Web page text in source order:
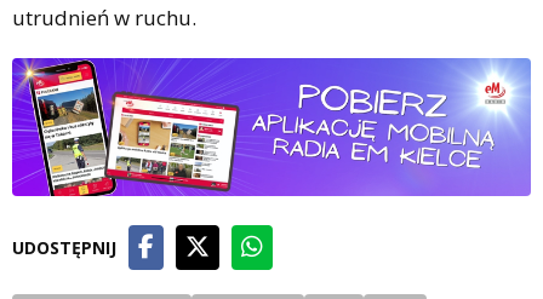
utrudnień w ruchu.
UDOSTĘPNIJ